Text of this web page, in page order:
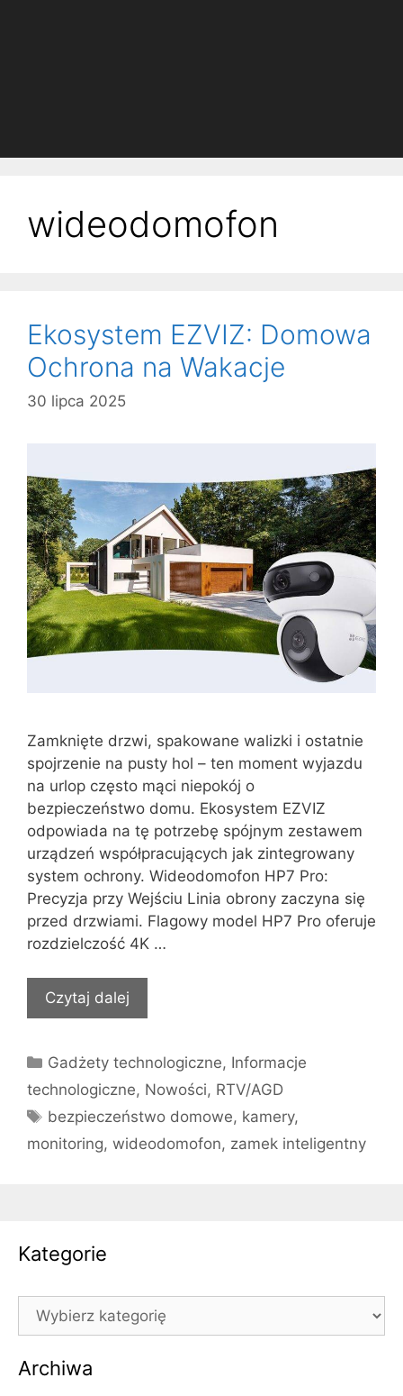
wideodomofon
Ekosystem EZVIZ: Domowa
Ochrona na Wakacje
30 lipca 2025
Zamknięte drzwi, spakowane walizki i ostatnie
spojrzenie na pusty hol – ten moment wyjazdu
na urlop często mąci niepokój o
bezpieczeństwo domu. Ekosystem EZVIZ
odpowiada na tę potrzebę spójnym zestawem
urządzeń współpracujących jak zintegrowany
system ochrony. Wideodomofon HP7 Pro:
Precyzja przy Wejściu Linia obrony zaczyna się
przed drzwiami. Flagowy model HP7 Pro oferuje
rozdzielczość 4K …
Czytaj dalej
Kategorie
Gadżety technologiczne, Informacje
technologiczne, Nowości, RTV/AGD
Tagi
bezpieczeństwo domowe, kamery,
monitoring, wideodomofon, zamek inteligentny
Kategorie
Kategorie
Archiwa